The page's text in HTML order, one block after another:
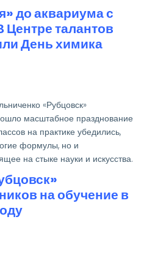
до аквариума с
талантов
День химика
«Рубцовск»
масштабное празднование
на практике убедились,
формулы, но и
на стыке науки и искусства.
на обучение в